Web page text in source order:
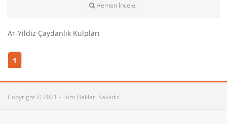
Hemen İncele
Ar-Yildiz Çaydanlık Kulpları
1
Copyright © 2021 - Tüm Hakları Saklıdır.